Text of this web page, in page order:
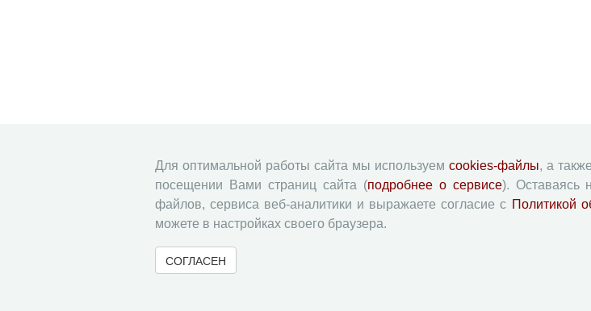
Для оптимальной работы сайта мы используем cookies-файлы, а
посещении Вами страниц сайта (подробнее о сервисе). Оставаясь
файлов, сервиса веб-аналитики и выражаете согласие с Политикой
можете в настройках своего браузера.
СОГЛАСЕН